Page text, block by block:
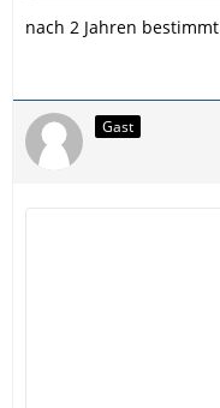
nach 2 Jahren
Gast